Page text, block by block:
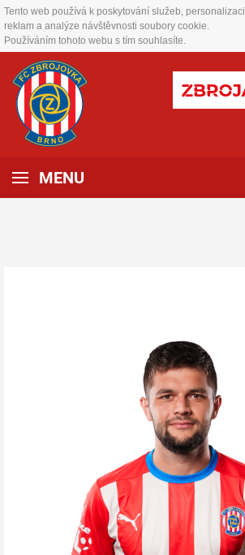
Tento web používá k poskytování služeb, personalizaci
reklam a analýze návštěvnosti soubory cookie.
Používáním tohoto webu s tím souhlasíte.
MENU